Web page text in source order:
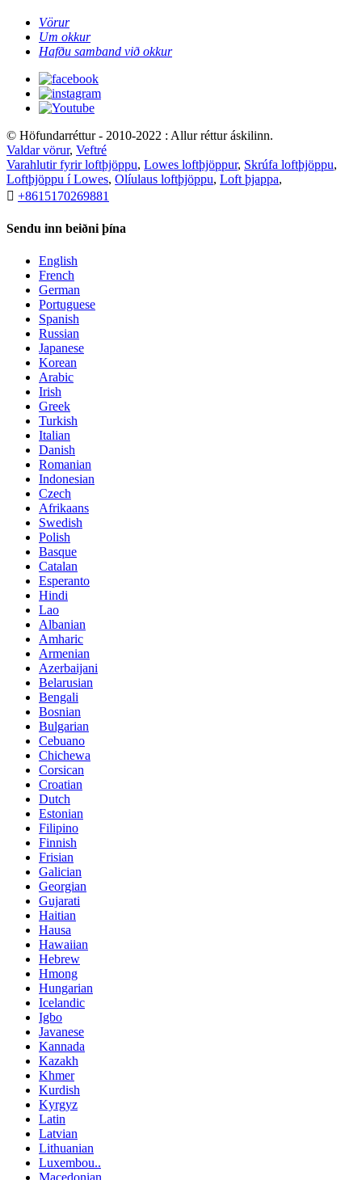
Vörur
Um okkur
Hafðu samband við okkur
© Höfundarréttur - 2010-2022 : Allur réttur áskilinn.
Valdar vörur, Veftré
Varahlutir fyrir loftþjöppu, Lowes loftþjöppur, Skrúfa loftþjöppu,
Loftþjöppu í Lowes, Olíulaus loftþjöppu, Loft þjappa,
 +8615170269881
Sendu inn beiðni þína
English
French
German
Portuguese
Spanish
Russian
Japanese
Korean
Arabic
Irish
Greek
Turkish
Italian
Danish
Romanian
Indonesian
Czech
Afrikaans
Swedish
Polish
Basque
Catalan
Esperanto
Hindi
Lao
Albanian
Amharic
Armenian
Azerbaijani
Belarusian
Bengali
Bosnian
Bulgarian
Cebuano
Chichewa
Corsican
Croatian
Dutch
Estonian
Filipino
Finnish
Frisian
Galician
Georgian
Gujarati
Haitian
Hausa
Hawaiian
Hebrew
Hmong
Hungarian
Icelandic
Igbo
Javanese
Kannada
Kazakh
Khmer
Kurdish
Kyrgyz
Latin
Latvian
Lithuanian
Luxembou..
Macedonian